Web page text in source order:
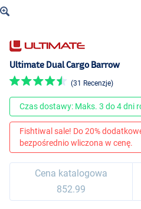
Ultimate Dual Cargo Barrow
(31 Recenzje)
Czas dostawy: Maks. 3 do 4 dni
Fishtiwal sale! Do 20%
bezpośrednio wliczona w cenę.
Cena katalogowa
852.99